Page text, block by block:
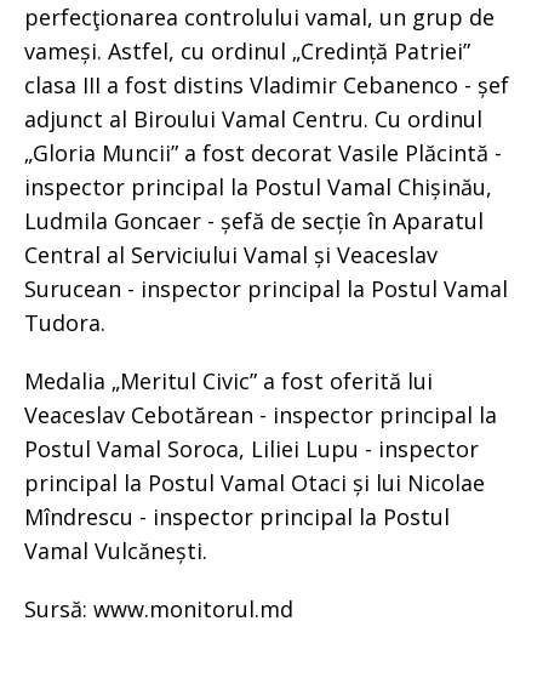
perfecţionarea controlului vamal, un grup de
vameși. Astfel, cu ordinul „Credință Patriei”
clasa III a fost distins Vladimir Cebanenco - șef
adjunct al Biroului Vamal Centru. Cu ordinul
„Gloria Muncii” a fost decorat Vasile Plăcintă -
inspector principal la Postul Vamal Chișinău,
Ludmila Goncaer - șefă de secție în Aparatul
Central al Serviciului Vamal și Veaceslav
Surucean - inspector principal la Postul Vamal
Tudora.
Medalia „Meritul Civic” a fost oferită lui
Veaceslav Cebotărean - inspector principal la
Postul Vamal Soroca, Liliei Lupu - inspector
principal la Postul Vamal Otaci și lui Nicolae
Mîndrescu - inspector principal la Postul
Vamal Vulcănești.
Sursă: www.monitorul.md